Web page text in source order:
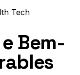
Tech
Bem-